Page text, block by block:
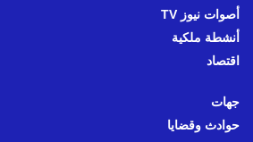
أصوات نيوز TV
أنشطة ملكية
اقتصاد
جهات
حوادث وقضايا